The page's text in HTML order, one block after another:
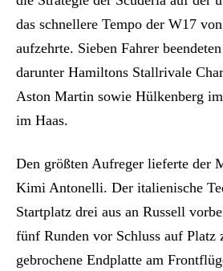
das schnellere Tempo der W17
aufzehrte. Sieben Fahrer
darunter Hamiltons Stallrivale
Aston Martin sowie Hülkenberg
im Haas.
Den größten Aufreger lieferte der
Kimi Antonelli. Der italienische
Startplatz drei aus an Russell
fünf Runden vor Schluss auf Platz
gebrochene Endplatte am